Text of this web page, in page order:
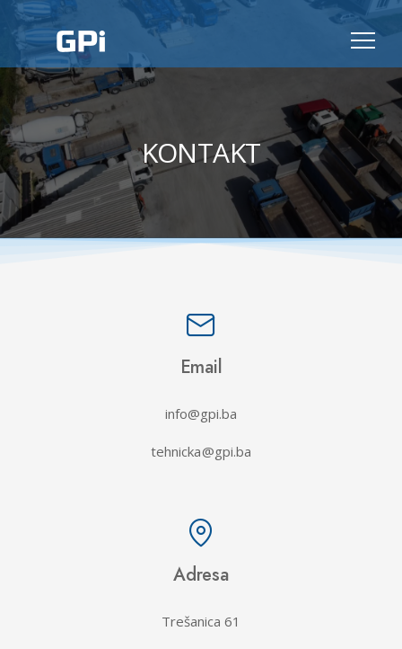
KONTAKT
Email
info@gpi.ba
tehnicka@gpi.ba
Adresa
Trešanica 61